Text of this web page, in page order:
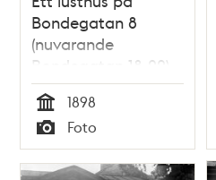
Bondegatan 8
(nuvarande
Bondegatan 18-22).
Tid
1898
Typ
Foto